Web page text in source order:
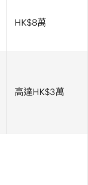
HK$8萬
高達HK$3萬